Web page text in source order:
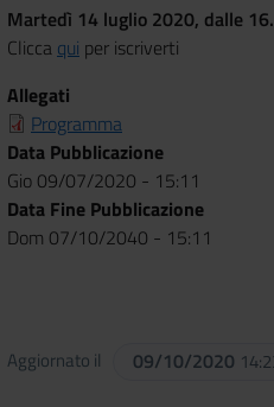
Martedì 14 luglio 2020, dalle
Clicca qui per iscriverti
Allegati
Programma
Data Pubblicazione
Gio 09/07/2020 - 15:11
Data Fine Pubblicazione
Dom 07/10/2040 - 15:11
Aggiornato il 09/10/2020